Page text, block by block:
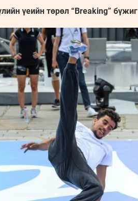
үеийн төрөл “Breaking” бүжиг